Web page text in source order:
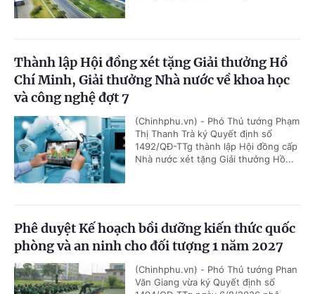
Thành lập Hội đồng xét tặng Giải thưởng Hồ
Chí Minh, Giải thưởng Nhà nước về khoa học
và công nghệ đợt 7
(Chinhphu.vn) - Phó Thủ tướng Phạm
Thị Thanh Trà ký Quyết định số
1492/QĐ-TTg thành lập Hội đồng cấp
Nhà nước xét tặng Giải thưởng Hồ...
Phê duyệt Kế hoạch bồi dưỡng kiến thức quốc
phòng và an ninh cho đối tượng 1 năm 2027
(Chinhphu.vn) - Phó Thủ tướng Phan
Văn Giang vừa ký Quyết định số